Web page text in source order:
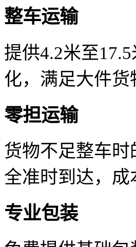
整车运输
提供4.2米至
化，满足大件
零担运输
货物不足整车
全准时到达，成
专业包装